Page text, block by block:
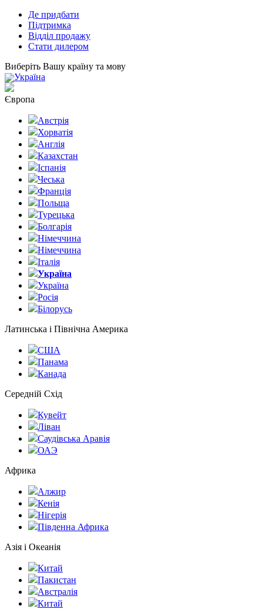
Де придбати
Підтримка
Відділ продажу
Стати дилером
Виберіть Вашу країну та мову
Україна
Європа
Австрія
Хорватія
Англія
Казахстан
Іспанія
Чеська
Франція
Польща
Турецька
Болгарія
Німеччина
Німеччина
Італія
Україна
Україна
Росія
Білорусь
Латинська і Північна Америка
США
Панама
Канада
Середній Схід
Кувейт
Ліван
Саудівська Аравія
ОАЭ
Африка
Алжир
Кенія
Нігерія
Південна Африка
Азія і Океанія
Китай
Пакистан
Австралія
Китай